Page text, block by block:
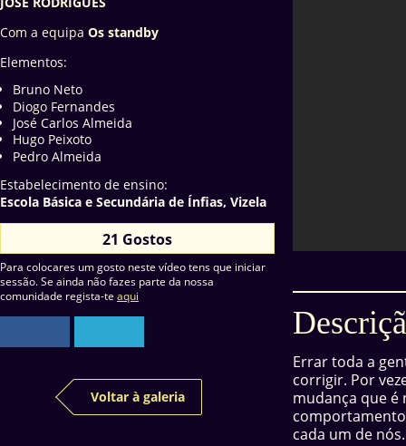
Com a equipa Os standby
Elementos:
Bruno Neto
Diogo Fernandes
José Carlos Almeida
Hugo Peixoto
Pedro Almeida
Estabelecimento de ensino:
Escola Básica e Secundária de Ínfias, Vizela
21 Gostos
Para colocares um gosto neste vídeo tens que iniciar
sessão. Se ainda não fazes parte da nossa
comunidade regista-te aqui
Voltar à galeria
Errar toda a
corrigir. Por
mudança que é
cada um de